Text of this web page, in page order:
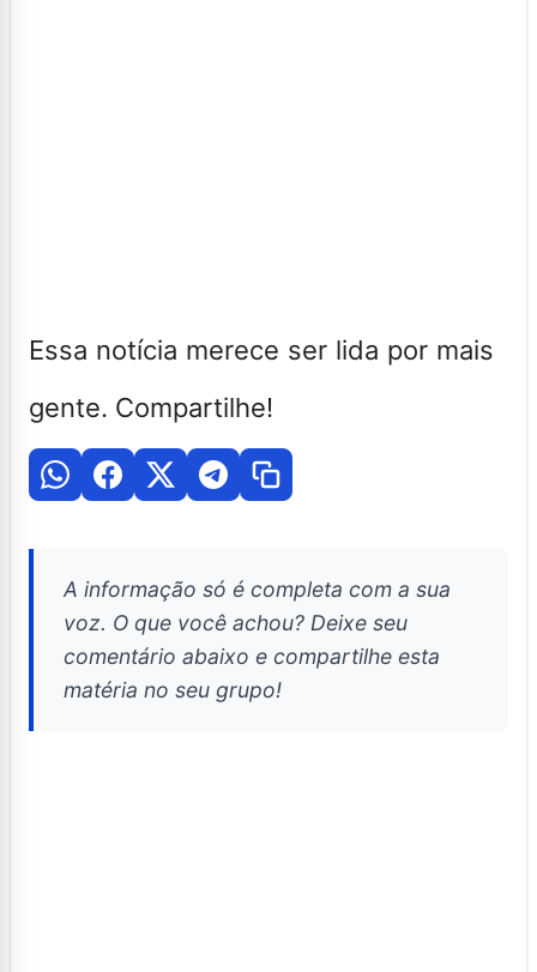
Essa notícia merece ser lida por mais
gente. Compartilhe!
A informação só é completa com a sua
voz. O que você achou? Deixe seu
comentário abaixo e compartilhe esta
matéria no seu grupo!